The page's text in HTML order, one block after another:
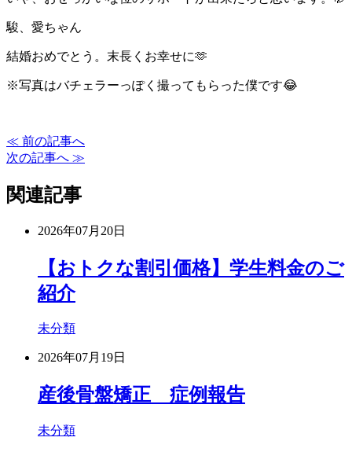
駿、愛ちゃん
結婚おめでとう。末長くお幸せに🫶
※写真はバチェラーっぽく撮ってもらった僕です😂
≪ 前の記事へ
次の記事へ ≫
関連記事
2026年07月20日
【おトクな割引価格】学生料金のご
紹介
未分類
2026年07月19日
産後骨盤矯正 症例報告
未分類